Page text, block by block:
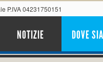
P.IVA 04231750151
NOTIZIE DOVE